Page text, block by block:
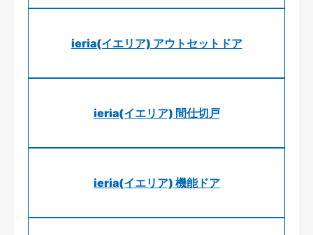
ieria(イエリア) アウトセットドア
ieria(イエリア) 間仕切戸
ieria(イエリア) 機能ドア